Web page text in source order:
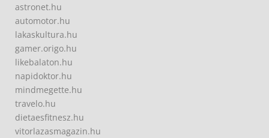
astronet.hu
automotor.hu
lakaskultura.hu
gamer.origo.hu
likebalaton.hu
napidoktor.hu
mindmegette.hu
travelo.hu
dietaesfitnesz.hu
vitorlazasmagazin.hu